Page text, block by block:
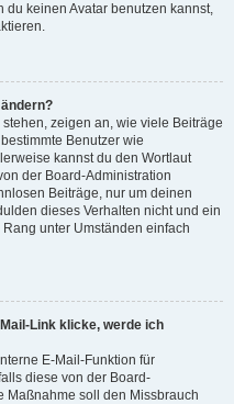
du keinen Avatar benutzen kannst,
zeigen an, wie viele Beiträge
Benutzer wie
kannst du den Wortlaut
der Board-Administration
Beiträge, nur um deinen
dieses Verhalten nicht und ein
unter Umständen einfach
Link klicke, werde ich
E-Mail-Funktion für
diese von der Board-
Maßnahme soll den Missbrauch